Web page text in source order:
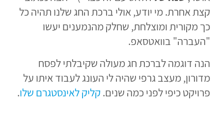
קצת אחרת. מי יודע, אולי ברכת החג שלנו תהיה כל
כך מקורית ומוצלחת, שחלק מהנמענים יעשו
"העברה" בוואטסאפ.
הנה דוגמה לברכת חג מעולה שקיבלתי לפסח
מדורון, מעצב גרפי שהיה לי העונג לעבוד איתו על
פרויקט כיפי לפני כמה שנים. קליק לאינסטגרם שלו.